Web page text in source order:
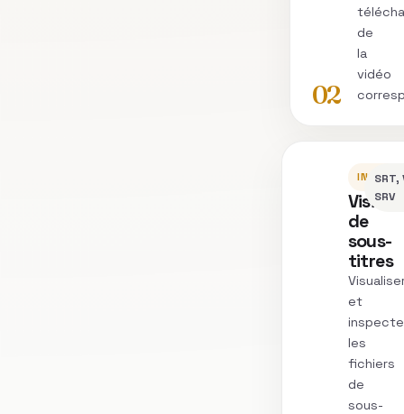
02
de
la
vidéo
de
sous-
titres
et
les
fichiers
de
sous-
SRT,
SRV